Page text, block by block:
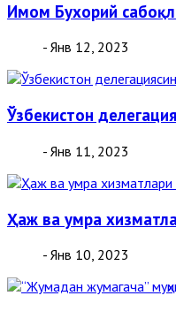
Имом Бухорий
- Янв 12, 2023
Ўзбекистон
- Янв 11, 2023
Ҳаж ва умра
- Янв 10, 2023